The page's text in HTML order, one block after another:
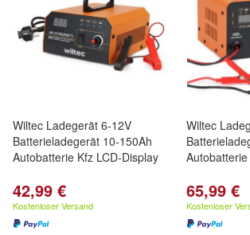
Wiltec Ladegerät 6-12V
Batterieladegerät 10-150Ah
Autobatterie Kfz LCD-Display
42,99 €
Kostenloser Versand
Wiltec
65,99 €
Kostenloser